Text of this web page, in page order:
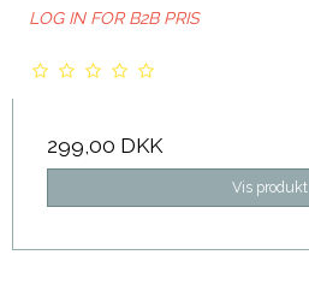
LOG IN FOR B2B PRIS
299,00 DKK
Vis produkt